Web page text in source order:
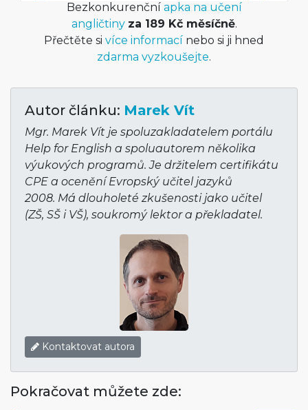
Bezkonkurenční apka na učení
angličtiny za 189 Kč měsíčně.
Přečtěte si více informací nebo si ji hned
zdarma vyzkoušejte.
Autor článku: Marek Vít
Mgr. Marek Vít je spoluzakladatelem portálu
Help for English a spoluautorem několika
výukových programů. Je držitelem certifikátu
CPE a ocenění Evropský učitel jazyků
2008. Má dlouholeté zkušenosti jako učitel
(ZŠ, SŠ i VŠ), soukromý lektor a překladatel.
Kontaktovat autora
Pokračovat můžete zde: